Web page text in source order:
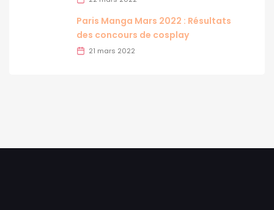
Paris Manga Mars 2022 : Résultats
des concours de cosplay
21 mars 2022